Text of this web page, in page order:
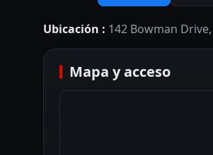
Ubicación : 142 Bowman
Mapa y acceso